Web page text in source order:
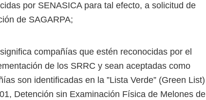
por SENASICA para tal efecto, a solicitud de
de SAGARPA;
compañías que estén reconocidas por el
de los SRRC y sean aceptadas como
son identificadas en la ”Lista Verde” (Green List)
Detención sin Examinación Física de Melones de